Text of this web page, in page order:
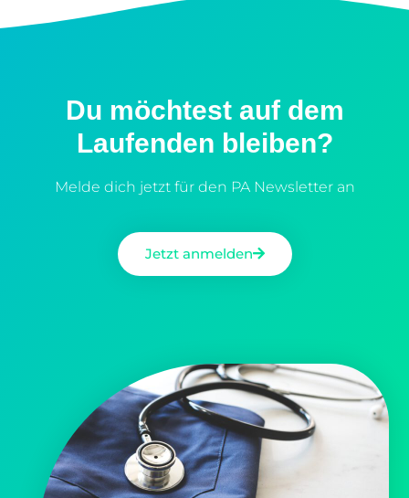
Du möchtest auf dem
Laufenden bleiben?
Melde dich jetzt für den PA Newsletter an
Jetzt anmelden